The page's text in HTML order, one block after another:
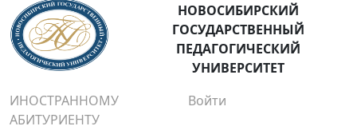
НОВОСИБИРСКИЙ
ГОСУДАРСТВЕННЫЙ
ПЕДАГОГИЧЕСКИЙ
УНИВЕРСИТЕТ
ИНОСТРАННОМУ
АБИТУРИЕНТУ
Войти